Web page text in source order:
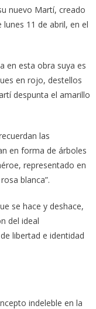
nuevo Martí, creado
11 de abril, en el
en esta obra suya es
en rojo, destellos
despunta el amarillo
las
en forma de árboles
representado en
blanca”.
se hace y deshace,
del ideal
libertad e identidad
indeleble en la